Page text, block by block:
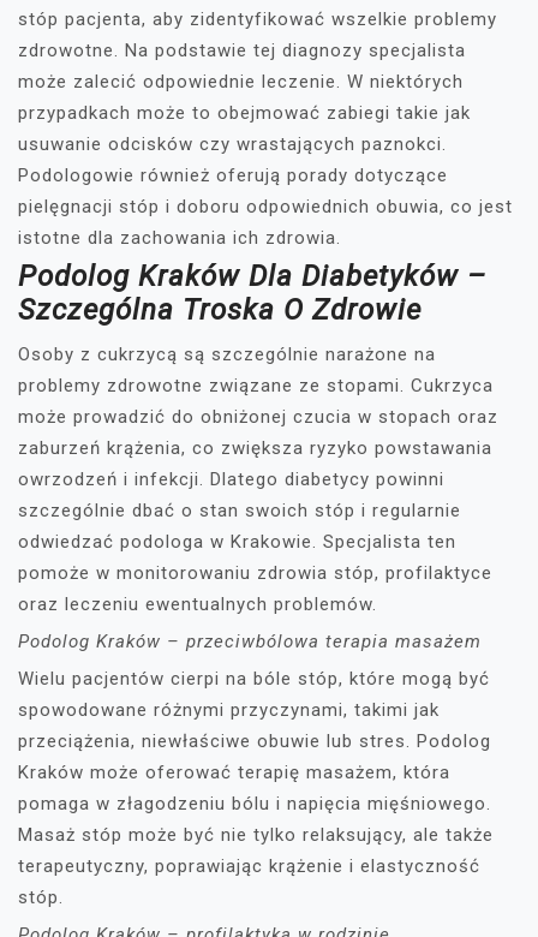
stóp pacjenta, aby zidentyfikować wszelkie problemy
zdrowotne. Na podstawie tej diagnozy specjalista
może zalecić odpowiednie leczenie. W niektórych
przypadkach może to obejmować zabiegi takie jak
usuwanie odcisków czy wrastających paznokci.
Podologowie również oferują porady dotyczące
pielęgnacji stóp i doboru odpowiednich obuwia, co jest
istotne dla zachowania ich zdrowia.
Podolog Kraków Dla Diabetyków –
Szczególna Troska O Zdrowie
Osoby z cukrzycą są szczególnie narażone na
problemy zdrowotne związane ze stopami. Cukrzyca
może prowadzić do obniżonej czucia w stopach oraz
zaburzeń krążenia, co zwiększa ryzyko powstawania
owrzodzeń i infekcji. Dlatego diabetycy powinni
szczególnie dbać o stan swoich stóp i regularnie
odwiedzać podologa w Krakowie. Specjalista ten
pomoże w monitorowaniu zdrowia stóp, profilaktyce
oraz leczeniu ewentualnych problemów.
Podolog Kraków – przeciwbólowa terapia masażem
Wielu pacjentów cierpi na bóle stóp, które mogą być
spowodowane różnymi przyczynami, takimi jak
przeciążenia, niewłaściwe obuwie lub stres. Podolog
Kraków może oferować terapię masażem, która
pomaga w złagodzeniu bólu i napięcia mięśniowego.
Masaż stóp może być nie tylko relaksujący, ale także
terapeutyczny, poprawiając krążenie i elastyczność
stóp.